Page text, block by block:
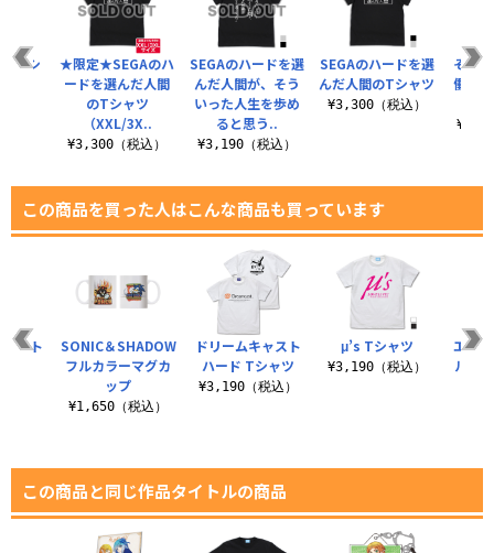
SEGAのハードを選
んだ人間が、そう
いった人生を歩め
ると思う..
¥3,190（税込）
SEGAのハードを選
んだ人間のTシャツ
¥3,300（税込）
そん
働耐
Tシ
★限定★SEGAのハ
ードを選んだ人間
のTシャツ
（XXL/3X..
¥3,300（税込）
この商品を買った人はこんな商品も買っています
ドリームキャスト
ハード Tシャツ
¥3,190（税込）
μ’s Tシャツ
¥3,190（税込）
エル
ルチ
ジト
SONIC＆SHADOW
フルカラーマグカ
ップ
¥1,650（税込）
この商品と同じ作品タイトルの商品